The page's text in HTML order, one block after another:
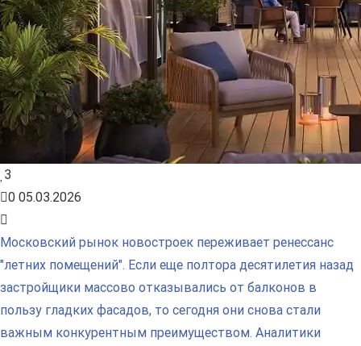
3
0 05.03.2026
Московский рынок новостроек переживает ренессанс
"летних помещений". Если еще полтора десятилетия назад
застройщики массово отказывались от балконов в
пользу гладких фасадов, то сегодня они снова стали
важным конкурентным преимуществом. Аналитики